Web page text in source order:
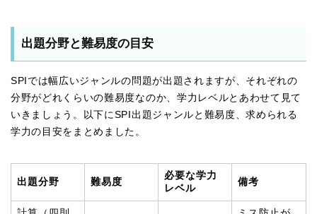
出題分野と難易度の目安
SPIでは幅広いジャンルの問題が出題されますが、それぞれの
分野がどれくらいの難易度なのか、学力レベルとあわせて見て
いきましょう。以下にSPI出題ジャンルと難易度、求められる
学力の目安をまとめました。
出題分野 難易度
必要な学力
レベル
備考